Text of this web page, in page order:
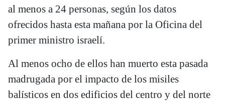
al menos a 24 personas, según los datos
ofrecidos hasta esta mañana por la Oficina del
primer ministro israelí.
Al menos ocho de ellos han muerto esta pasada
madrugada por el impacto de los misiles
balísticos en dos edificios del centro y del norte